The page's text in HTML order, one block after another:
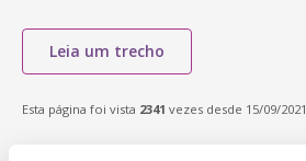
Leia um trecho
Esta página foi vista 2341 vezes desde 15/09/2021